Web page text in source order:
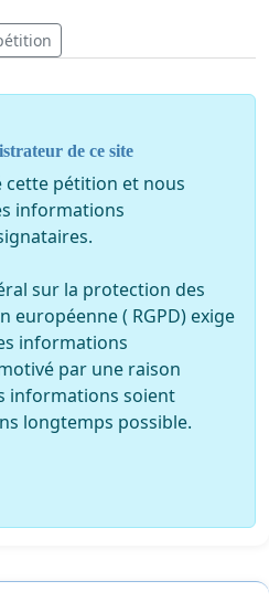
de ce site
cette pétition et nous
informations
sur la protection des
européenne ( RGPD) exige
informations
par une raison
informations soient
longtemps possible.